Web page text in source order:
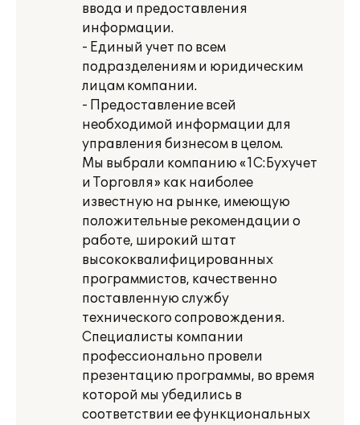
ввода и предоставления
информации.
- Единый учет по всем
подразделениям и юридическим
лицам компании.
- Предоставление всей
необходимой информации для
управления бизнесом в целом.
Мы выбрали компанию «1С:Бухучет
и Торговля» как наиболее
известную на рынке, имеющую
положительные рекомендации о
работе, широкий штат
высококвалифицированных
программистов, качественно
поставленную службу
технического сопровождения.
Специалисты компании
профессионально провели
презентацию программы, во время
которой мы убедились в
соответствии ее функциональных